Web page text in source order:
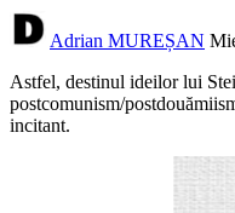
Adrian MUREȘAN
Astfel, destinul ideilor lui
postcomunism/
incitant.